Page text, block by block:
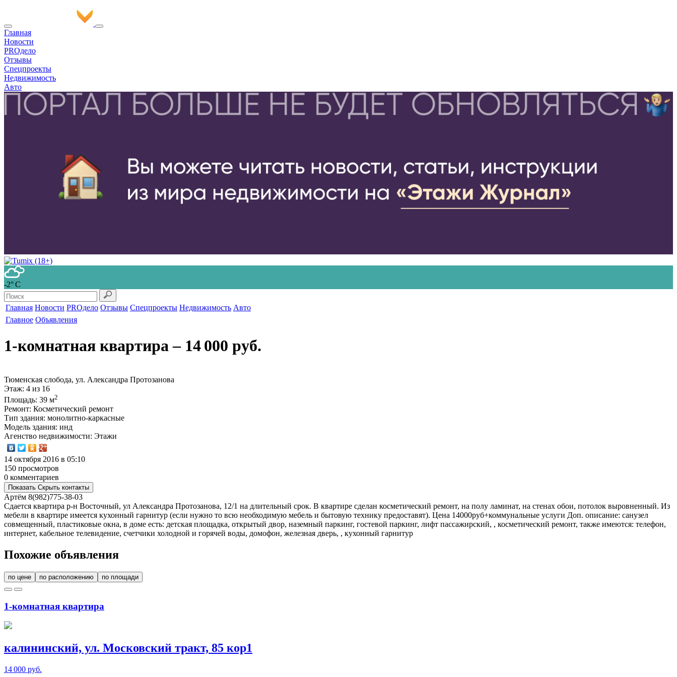
Главная
Новости
PROдело
Отзывы
Спецпроекты
Недвижимость
Авто
-2° С
Главная Новости PROдело Отзывы Спецпроекты Недвижимость Авто
Главное Объявления
1-комнатная квартира‒ 14 000 руб.
Тюменская слобода, ул. Александра Протозанова
Этаж: 4 из 16
Площадь: 39 м2
Ремонт: Косметический ремонт
Тип здания: монолитно-каркасные
Модель здания: инд
Агенство недвижимости: Этажи
14 октября 2016 в 05:10
150 просмотров
0 комментариев
Показать Скрыть контакты
Артём 8(982)775-38-03
Сдается квартира р-н Восточный, ул Александра Протозанова, 12/1 на длительный срок. В квартире сделан косметический ремонт, на полу ламинат, на стенах обои, потолок выровненный. Из
мебели в квартире имеется кухонный гарнитур (если нужно то всю необходимую мебель и бытовую технику предоставят). Цена 14000руб+коммунальные услуги Доп. описание: санузел
совмещенный, пластиковые окна, в доме есть: детская площадка, открытый двор, наземный паркинг, гостевой паркинг, лифт пассажирский, , косметический ремонт, также имеются: телефон,
интернет, кабельное телевидение, счетчики холодной и горячей воды, домофон, железная дверь, , кухонный гарнитур
Похожие объявления
по цене по расположению по площади
1-комнатная квартира
калининский, ул. Московский тракт, 85 кор1
14 000 руб.